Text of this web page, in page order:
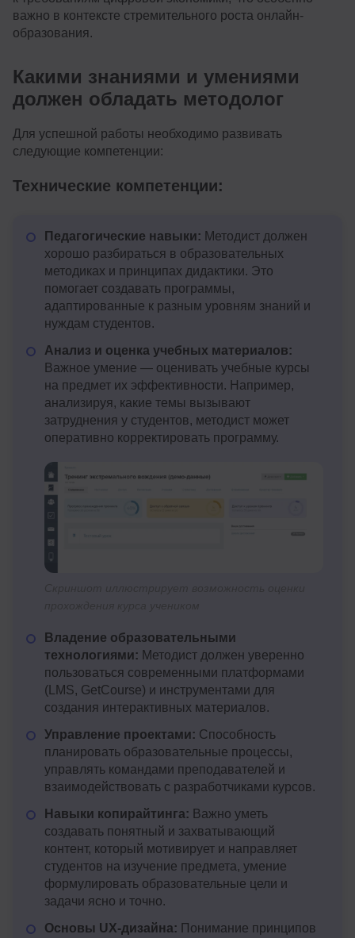
важно в контексте стремительного роста онлайн-
образования.
Какими знаниями и умениями
должен обладать методолог
Для успешной работы необходимо развивать
следующие компетенции:
Технические компетенции:
Педагогические навыки: Методист должен
хорошо разбираться в образовательных
методиках и принципах дидактики. Это
помогает создавать программы,
адаптированные к разным уровням знаний и
нуждам студентов.
Анализ и оценка учебных материалов:
Важное умение — оценивать учебные курсы
на предмет их эффективности. Например,
анализируя, какие темы вызывают
затруднения у студентов, методист может
оперативно корректировать программу.
Владение образовательными
технологиями: Методист должен уверенно
пользоваться современными платформами
(LMS, GetCourse) и инструментами для
создания интерактивных материалов.
Управление проектами: Способность
планировать образовательные процессы,
управлять командами преподавателей и
взаимодействовать с разработчиками курсов.
Навыки копирайтинга: Важно уметь
создавать понятный и захватывающий
контент, который мотивирует и направляет
студентов на изучение предмета, умение
формулировать образовательные цели и
задачи ясно и точно.
Основы UX-дизайна: Понимание принципов